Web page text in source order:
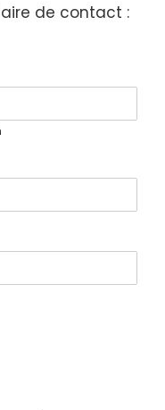
de contact :